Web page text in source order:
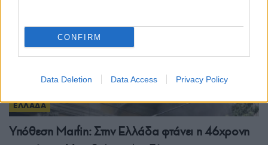
CONFIRM
Data Deletion Data Access Privacy Policy
ΕΛΛΑΔΑ
Υπόθεση Μarfin: Στην Ελλάδα φτάνει η 46χρονη